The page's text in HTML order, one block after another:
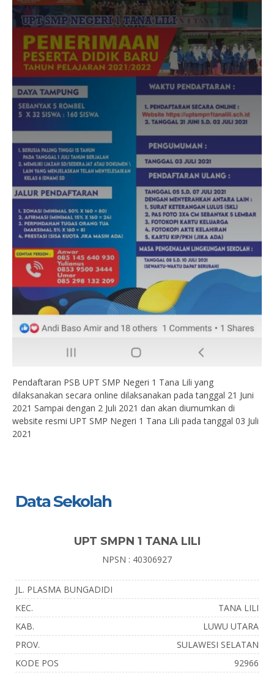
Pendaftaran PSB UPT SMP Negeri 1 Tana Lili yang
dilaksanakan secara online dilaksanakan pada tanggal 21 Juni
2021 Sampai dengan 2 Juli 2021 dan akan diumumkan di
website resmi UPT SMP Negeri 1 Tana Lili pada tanggal 03 Juli
2021
Data Sekolah
UPT SMPN 1 TANA LILI
NPSN : 40306927
JL. PLASMA BUNGADIDI
KEC.
TANA LILI
KAB.
LUWU UTARA
PROV.
SULAWESI SELATAN
KODE POS
92966